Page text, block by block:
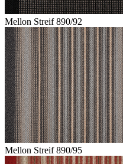
Mellon Streif 890/92
Mellon Streif 890/95